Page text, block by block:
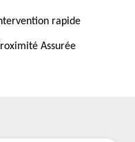
rapide
Assurée